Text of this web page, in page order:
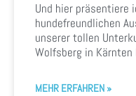
Und hier präsentiere
hundefreundlichen
unserer tollen
Wolfsberg in Kärnten
MEHR ERFAHREN »